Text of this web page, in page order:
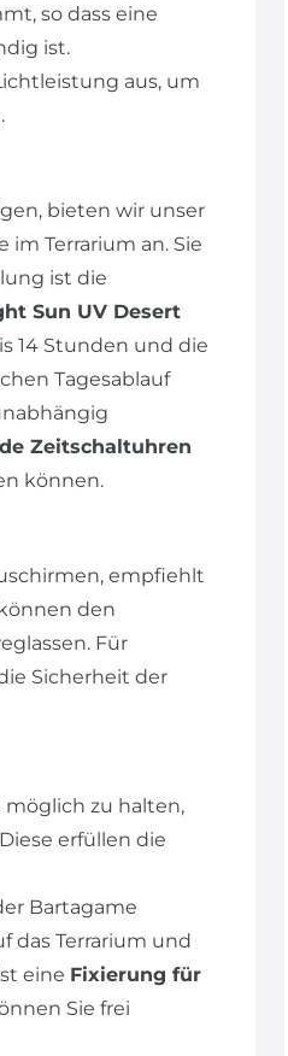
so dass eine
ist.
aus, um
bieten wir unser
im Terrarium an. Sie
ist die
Sun UV Desert
14 Stunden und die
Tagesablauf
Zeitschaltuhren
können.
empfiehlt
den
Für
Sicherheit der
zu halten,
erfüllen die
Bartagame
das Terrarium und
eine Fixierung für
Sie frei